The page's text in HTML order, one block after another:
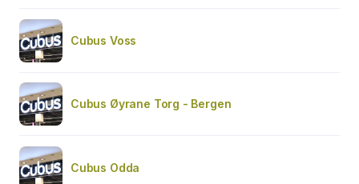
Cubus Voss
Cubus Øyrane Torg - Bergen
Cubus Odda